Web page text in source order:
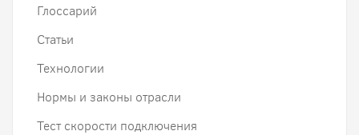
Глоссарий
Статьи
Технологии
Нормы и законы отрасли
Тест скорости подключения